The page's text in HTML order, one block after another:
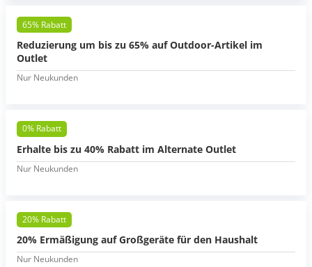
65% Rabatt
Reduzierung um bis zu 65% auf Outdoor-Artikel im
Outlet
Nur Neukunden
0% Rabatt
Erhalte bis zu 40% Rabatt im Alternate Outlet
Nur Neukunden
20% Rabatt
20% Ermäßigung auf Großgeräte für den Haushalt
Nur Neukunden